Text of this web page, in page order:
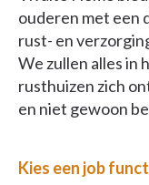
ouderen met een
rust- en
We zullen alles in
rusthuizen zich
en niet gewoon
Kies een job